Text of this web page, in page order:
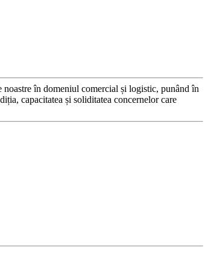
în domeniul comercial și logistic, punând în
capacitatea și soliditatea concernelor care